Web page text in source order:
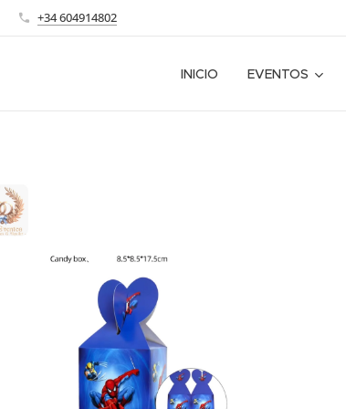
+34 604914802
INICIO EVENTOS